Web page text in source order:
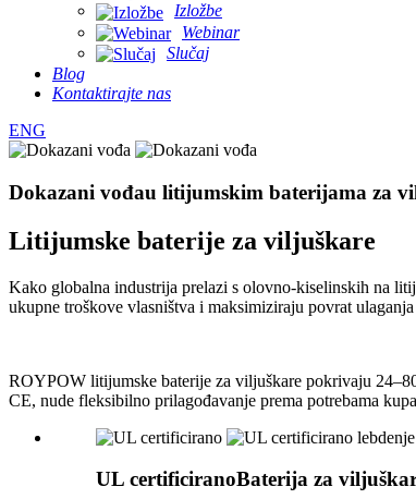
Izložbe
Webinar
Slučaj
Blog
Kontaktirajte nas
ENG
Dokazani vođau litijumskim baterijama za
Litijumske baterije za viljuškare
Kako globalna industrija prelazi s olovno-kiselinskih na
ukupne troškove vlasništva i maksimiziraju povrat
ROYPOW litijumske baterije za viljuškare pokrivaju
CE, nude fleksibilno prilagođavanje prema potrebama
UL certificiranoBaterija za